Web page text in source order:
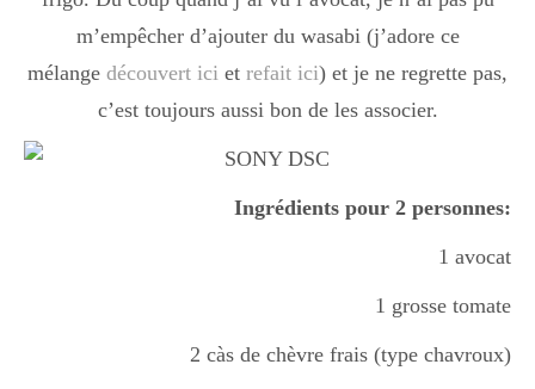
m’empêcher d’ajouter du wasabi (j’adore ce
mélange découvert ici et refait ici) et je ne regrette pas,
c’est toujours aussi bon de les associer.
Ingrédients pour 2 personnes:
1 avocat
1 grosse tomate
2 càs de chèvre frais (type chavroux)